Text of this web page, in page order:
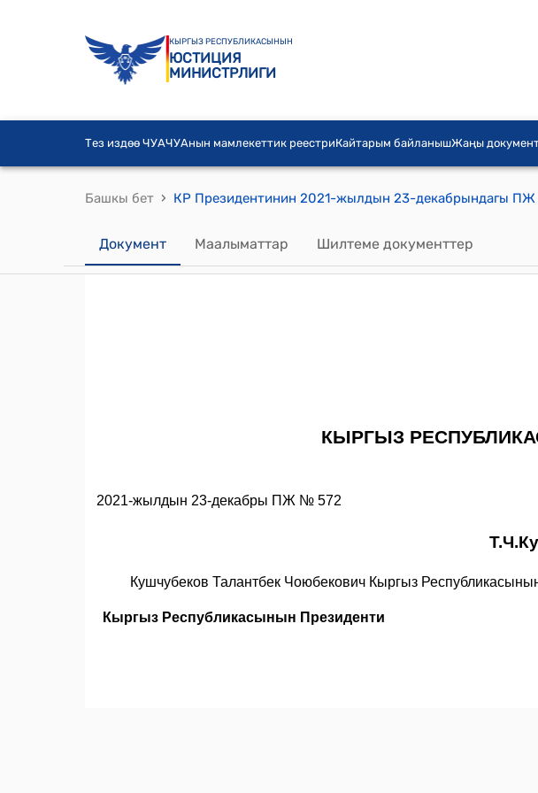
КЫРГЫЗ РЕСПУБЛИКАСЫНЫН
ЮСТИЦИЯ
МИНИСТРЛИГИ
Тез издөө ЧУАЧУАнын мамлекеттик реестриКайтарым байланышЖаңы
Башкы бет ›
Документ Маалыматтар Шилтеме документтер